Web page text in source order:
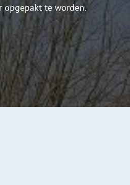
opgepakt te worden.